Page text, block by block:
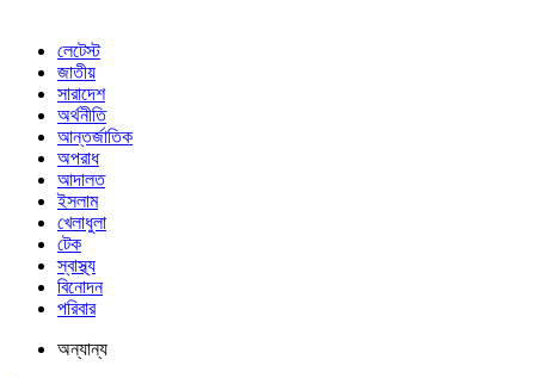
লেটেস্ট
জাতীয়
সারাদেশ
অর্থনীতি
আন্তর্জাতিক
অপরাধ
আদালত
ইসলাম
খেলাধুলা
টেক
স্বাস্থ্য
বিনোদন
পরিবার
অন্যান্য